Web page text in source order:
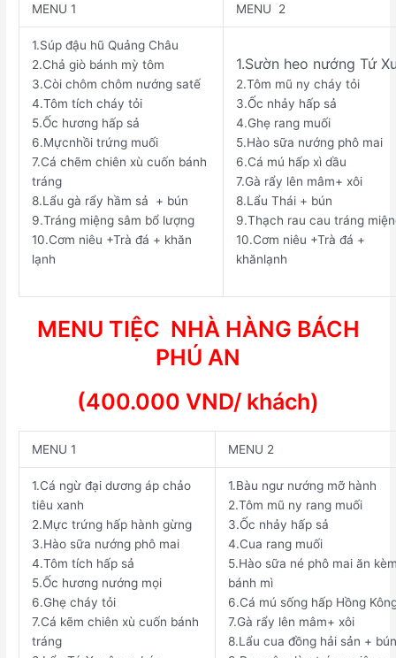
MENU 1 MENU 2
1.Súp đậu hũ Quảng Châu
2.Chả giò bánh mỳ tôm
3.Còi chôm chôm nướng satế
4.Tôm tích cháy tỏi
5.Ốc hương hấp sả
6.Mựcnhồi trứng muối
7.Cá chẽm chiên xù cuốn bánh
tráng
8.Lẩu gà rẩy hầm sả + bún
9.Tráng miệng sâm bổ lượng
10.Cơm niêu +Trà đá + khăn
lạnh
1.Sườn heo nướng Tứ
2.Tôm mũ ny cháy tỏi
3.Ốc nhảy hấp sả
4.Ghẹ rang muối
5.Hào sữa nướng phô mai
6.Cá mú hấp xì dầu
7.Gà rẩy lên mâm+ xôi
8.Lẩu Thái + bún
9.Thạch rau cau tráng
10.Cơm niêu +Trà đá +
khănlạnh
MENU TIỆC NHÀ HÀNG BÁCH
PHÚ AN
(400.000 VND/ khách)
MENU 1 MENU 2
1.Cá ngừ đại dương áp chảo
tiêu xanh
2.Mực trứng hấp hành gừng
3.Hào sữa nướng phô mai
4.Tôm tích hấp sả
5.Ốc hương nướng mọi
6.Ghẹ cháy tỏi
7.Cá kẽm chiên xù cuốn bánh
tráng
1.Bàu ngư nướng mỡ hành
2.Tôm mũ ny rang muối
3.Ốc nhảy hấp sả
4.Cua rang muối
5.Hào sữa né phô mai ăn
bánh mì
6.Cá mú sống hấp Hồng
7.Gà rẩy lên mâm+ xôi
8.Lẩu cua đồng hải sản + bún